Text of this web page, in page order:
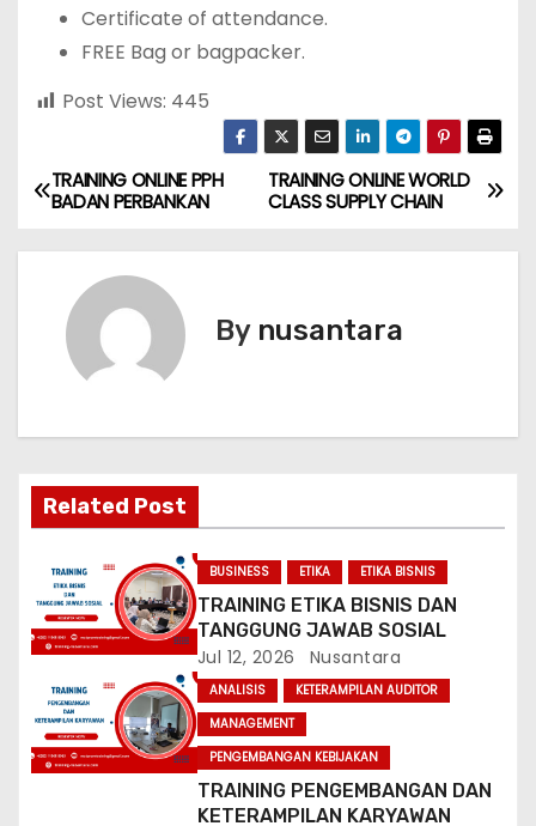
Certificate of attendance.
FREE Bag or bagpacker.
Post Views: 445
P
o
a
v
g
a
t
i
TRAINING ONLINE WORLD
CLASS SUPPLY CHAIN
TRAINING ONLINE PPH
BADAN PERBANKAN
By nusantara
Related Post
BUSINESS ETIKA ETIKA BISNIS
TRAINING ETIKA BISNIS DAN
TANGGUNG JAWAB SOSIAL
Jul 12, 2026 Nusantara
ANALISIS
KETERAMPILAN AUDITOR
MANAGEMENT
PENGEMBANGAN KEBIJAKAN
TRAINING PENGEMBANGAN DAN
KETERAMPILAN KARYAWAN